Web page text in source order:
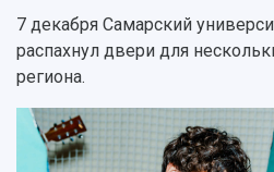
Руководство
Наблюдательный совет
Попечительский совет
Ученый совет
Ректорат
События
СМИ об университете
Пресс-центр
Газета "Полет"
Газета "Самарский
Магистратура
Аспирантура
Формы обучения
Дополнительное
Институты и факультеты
Подготовка научных
Конкурс на замещение
работников
Научные проекты и темы
7 декабря Самарский
распахнул двери для
региона.